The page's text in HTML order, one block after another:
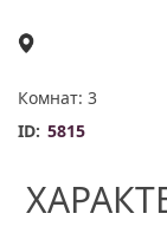
Комнат: 3
ID: 5815